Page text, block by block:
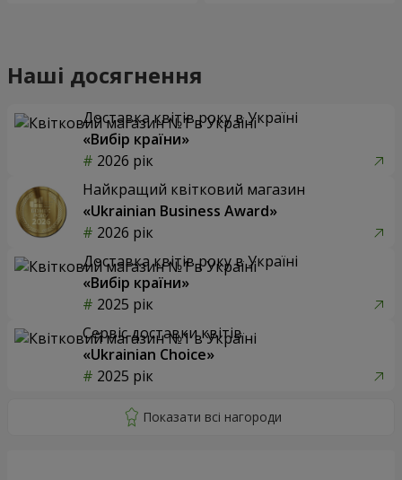
Наші досягнення
Доставка квітів року в Україні
«Вибір країни»
2026 рік
Найкращий квітковий магазин
«Ukrainian Business Award»
2026 рік
Доставка квітів року в Україні
«Вибір країни»
2025 рік
Сервіс доставки квітів
«Ukrainian Choice»
2025 рік